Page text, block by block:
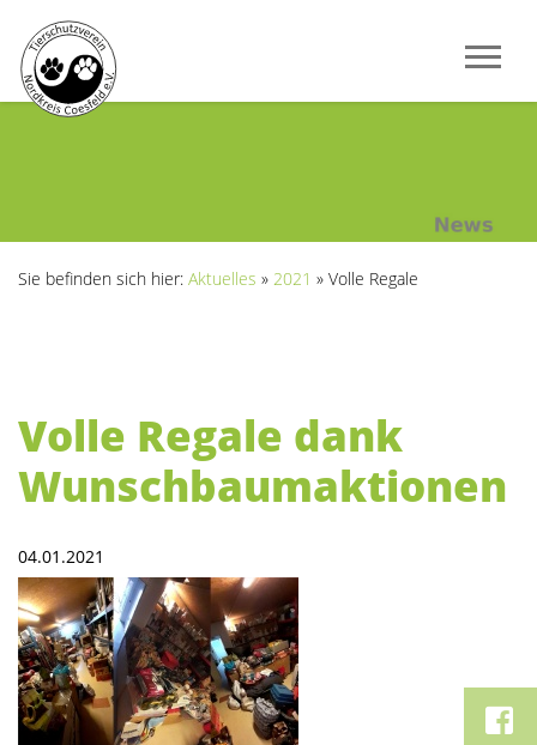
Sie befinden sich hier: Aktuelles » 2021 » Volle Regale
Volle Regale dank
Wunschbaumaktionen
04.01.2021